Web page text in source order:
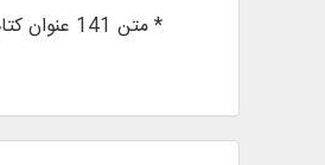
* متن 141 عنوان کتاب در 382 جلد از منابع مهم لغوی عربی و فارسی